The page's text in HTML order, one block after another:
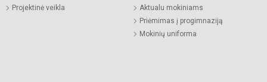
Projektinė veikla
Aktualu mokiniams
Priėmimas į progimnaziją
Mokinių uniforma